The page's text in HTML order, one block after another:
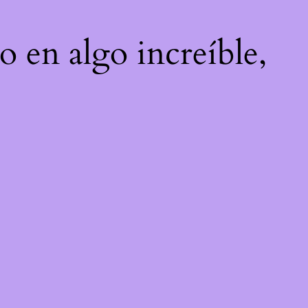
en algo increíble,